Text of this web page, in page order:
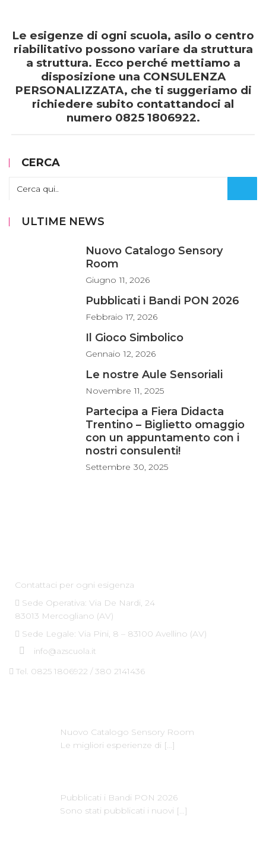
Le esigenze di ogni scuola, asilo o centro
riabilitativo possono variare da struttura
a struttura. Ecco perché mettiamo a
disposizione una CONSULENZA
PERSONALIZZATA, che ti suggeriamo di
richiedere subito contattandoci al
numero 0825 1806922.
CERCA
ULTIME NEWS
Nuovo Catalogo Sensory
Room
Giugno 11, 2026
Pubblicati i Bandi PON 2026
Febbraio 17, 2026
Il Gioco Simbolico
Gennaio 12, 2026
Le nostre Aule Sensoriali
Novembre 11, 2025
Partecipa a Fiera Didacta
Trentino – Biglietto omaggio
con un appuntamento con i
nostri consulenti!
Settembre 30, 2025
Contattaci per ogni esigenza
Sede Operativa: Via De Nardi, 24
83013 Mercogliano (AV)
Sede Legale: Via Pini, 8 – 83100 Avellino (AV)
info@azscuola.it
Tel. 0825 1806922 / 380 2141436
Nuovo Catalogo Sensory Room
Le migliori esperienze di […]
Pubblicati i Bandi PON 2026
Sono stati pubblicati i nuovi […]